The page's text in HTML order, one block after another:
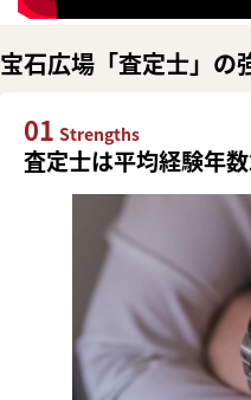
宝石広場「査定士」の
01 Strengths
査定士は平均経験年